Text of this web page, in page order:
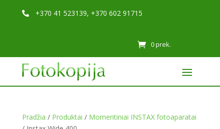
 +370 41 523139, +370 602 91715
0 prek.
Pradžia / Produktai / Momentiniai INSTAX fotoaparatai